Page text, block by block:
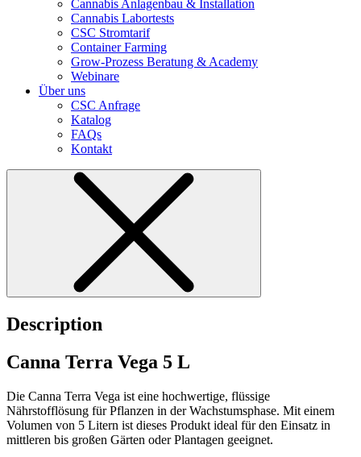
Cannabis Anlagenbau & Installation
Cannabis Labortests
CSC Stromtarif
Container Farming
Grow-Prozess Beratung & Academy
Webinare
Über uns
CSC Anfrage
Katalog
FAQs
Kontakt
Description
Canna Terra Vega 5 L
Die Canna Terra Vega ist eine hochwertige, flüssige
Nährstofflösung für Pflanzen in der Wachstumsphase. Mit einem
Volumen von 5 Litern ist dieses Produkt ideal für den Einsatz in
mittleren bis großen Gärten oder Plantagen geeignet.